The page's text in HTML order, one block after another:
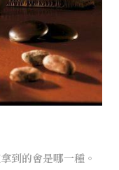
到的會是哪一種。